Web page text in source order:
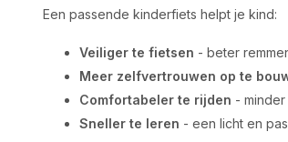
Een passende kinderfiets helpt je kind:
Veiliger te fietsen - beter
Meer zelfvertrouwen op te
Comfortabeler te rijden -
Sneller te leren - een licht en